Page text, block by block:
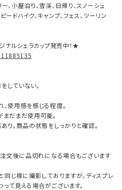
、小屋泊り、雪渓、日帰り、スノーシュ
ードハイク、キャンプ、フェス、ツーリン
ナルシェラカップ発売中！★
していない。
、使用感を感じる程度。
まだまだ使用可能。
り。商品の状態をしっかりと確認。
文後に品切れになる場合もございます
じ様に撮影しておりますが、ディスプレ
て見える場合がございます。